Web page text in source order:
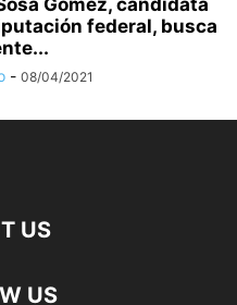
Gómez, candidata
federal, busca
- 08/04/2021
US
US